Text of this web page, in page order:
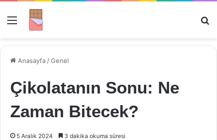
Menü
Anasayfa /Genel
Çikolatanın Sonu: Ne
Zaman Bitecek?
5 Aralık 2024 3 dakika okuma süresi